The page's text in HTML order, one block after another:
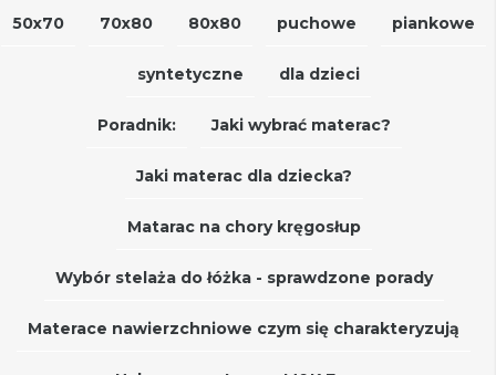
50x70 70x80 80x80 puchowe piankowe
syntetyczne dla dzieci
Poradnik: Jaki wybrać materac?
Jaki materac dla dziecka?
Matarac na chory kręgosłup
Wybór stelaża do łóżka - sprawdzone porady
Materace nawierzchniowe czym się charakteryzują